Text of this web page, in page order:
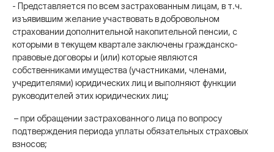
- Представляется по всем застрахованным лицам, в т.ч.
изъявившим желание участвовать в добровольном
страховании дополнительной накопительной пенсии, с
которыми в текущем квартале заключены гражданско-
правовые договоры и (или) которые являются
собственниками имущества (участниками, членами,
учредителями) юридических лиц и выполняют функции
руководителей этих юридических лиц;
– при обращении застрахованного лица по вопросу
подтверждения периода уплаты обязательных страховых
взносов;